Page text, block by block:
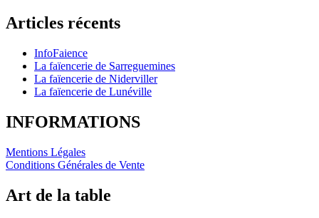
Articles récents
InfoFaience
La faïencerie de Sarreguemines
La faïencerie de Niderviller
La faïencerie de Lunéville
INFORMATIONS
Mentions Légales
Conditions Générales de Vente
Art de la table